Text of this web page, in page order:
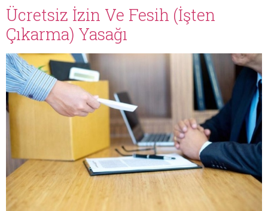
Ücretsiz İzin Ve Fesih (İşten
Çıkarma) Yasağı